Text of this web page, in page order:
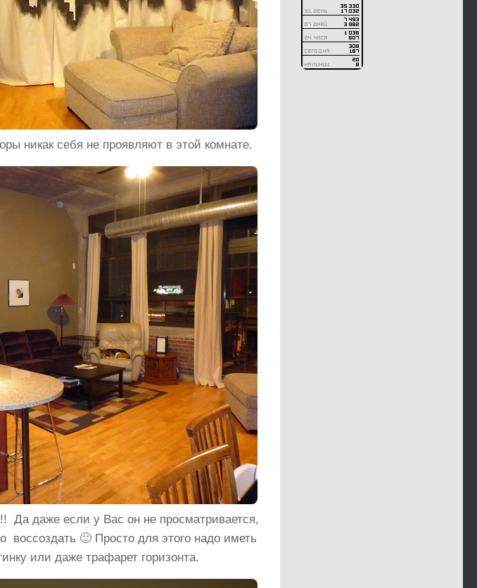
никак себя не проявляют в этой комнате.
Да даже если у Вас он не просматривается,
воссоздать 🙂 Просто для этого надо иметь
или даже трафарет горизонта.